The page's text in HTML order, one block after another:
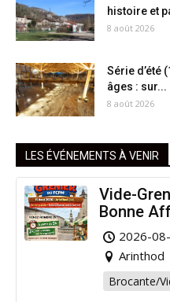
histoire et
8 août 2026
Série d’été
âges : sur...
8 août 2026
LES ÉVÉNEMENTS À VENIR
Vide-
Bonne
Arinthod !
2026-
Arinthod
Brocante/